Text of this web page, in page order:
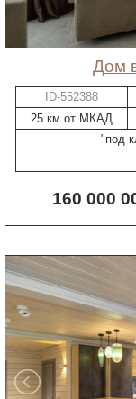
ID-552388
25 км от МКАД
"под
160 000